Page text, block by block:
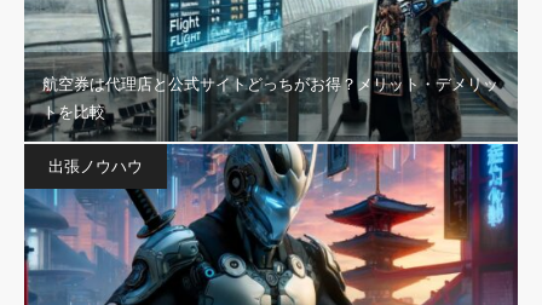
航空券は代理店と公式サイトどっちがお得？メリット・デメリッ
トを比較
出張ノウハウ